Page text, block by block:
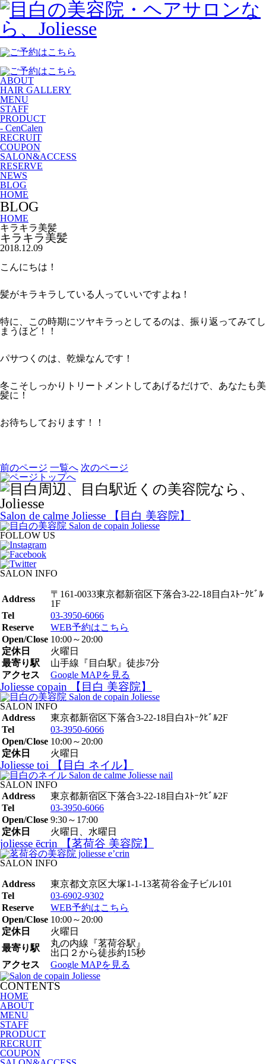
ABOUT
HAIR GALLERY
MENU
STAFF
PRODUCT
- CenCalen
RECRUIT
COUPON
SALON&ACCESS
RESERVE
NEWS
BLOG
HOME
BLOG
HOME
キラキラ美髪
キラキラ美髪
2018.12.09
こんにちは！
髪がキラキラしている人っていいですよね！
特に、この時期にツヤキラっとしてるのは、振り返ってみてし
まうほど！！
パサつくのは、乾燥なんです！
冬こそしっかりトリートメントしてあげるだけで、あなたも美
髪に！
お待ちしております！！
前のページ 一覧へ 次のページ
Salon de calme Joliesse 【目白 美容院】
FOLLOW US
SALON INFO
Address
〒161-0033東京都新宿区下落合3-22-18目白ｽﾄｰｸﾋﾞﾙ
1F
Tel
03-3950-6066
Reserve
WEB予約はこちら
Open/Close 10:00～20:00
定休日
火曜日
最寄り駅
山手線『目白駅』徒歩7分
アクセス
Google MAPを見る
Joliesse copain 【目白 美容院】
SALON INFO
Address
東京都新宿区下落合3-22-18目白ｽﾄｰｸﾋﾞﾙ2F
Tel
03-3950-6066
Open/Close 10:00～20:00
定休日
火曜日
Joliesse toi 【目白 ネイル】
SALON INFO
Address
東京都新宿区下落合3-22-18目白ｽﾄｰｸﾋﾞﾙ2F
Tel
03-3950-6066
Open/Close 9:30～17:00
定休日
火曜日、水曜日
joliesse ēcrin 【茗荷谷 美容院】
SALON INFO
Address
東京都文京区大塚1-1-13茗荷谷金子ビル101
Tel
03-6902-9302
Reserve
WEB予約はこちら
Open/Close 10:00～20:00
定休日
火曜日
最寄り駅
丸の内線『茗荷谷駅』
出口２から徒歩約15秒
アクセス
Google MAPを見る
CONTENTS
HOME
ABOUT
MENU
STAFF
PRODUCT
RECRUIT
COUPON